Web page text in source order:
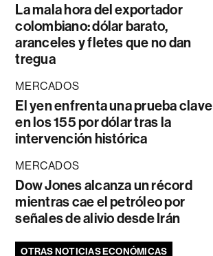
La mala hora del exportador
colombiano: dólar barato,
aranceles y fletes que no dan
tregua
MERCADOS
El yen enfrenta una prueba clave
en los 155 por dólar tras la
intervención histórica
MERCADOS
Dow Jones alcanza un récord
mientras cae el petróleo por
señales de alivio desde Irán
OTRAS NOTICIAS ECONÓMICAS